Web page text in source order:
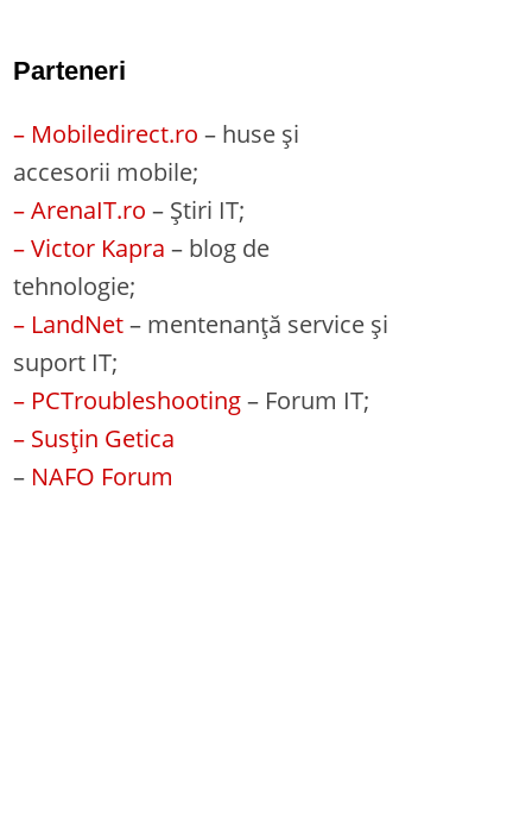
Parteneri
– Mobiledirect.ro – huse și
accesorii mobile;
– ArenaIT.ro – Știri IT;
– Victor Kapra – blog de
tehnologie;
– LandNet– mentenanță service și
suport IT;
– PCTroubleshooting– Forum IT;
– Susțin Getica
– NAFO Forum